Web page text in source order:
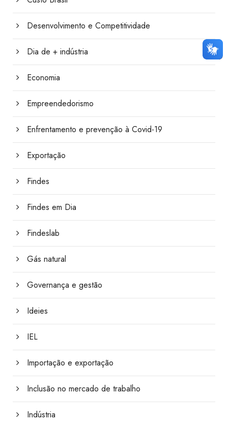
Desenvolvimento e Competitividade
Dia de + indústria
Economia
Empreendedorismo
Enfrentamento e prevenção à Covid-19
Exportação
Findes
Findes em Dia
Findeslab
Gás natural
Governança e gestão
Ideies
IEL
Importação e exportação
Inclusão no mercado de trabalho
Indústria